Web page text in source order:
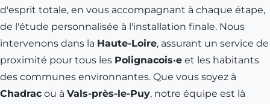
d'esprit totale, en vous accompagnant à chaque étape,
de l'étude personnalisée à l'installation finale. Nous
intervenons dans la Haute-Loire, assurant un service de
proximité pour tous les Polignacois·e et les habitants
des communes environnantes. Que vous soyez à
Chadrac ou à Vals-près-le-Puy, notre équipe est là